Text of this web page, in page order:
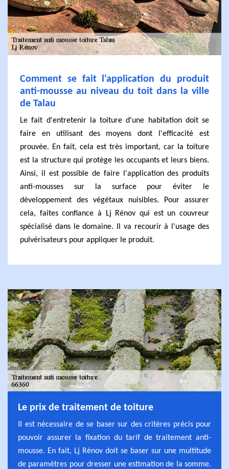
Comment se fait l'application du produit
anti-mousse au niveau du toit dans la ville
de Talau
Le fait d'entretenir la toiture d'une habitation doit se
faire en utilisant des moyens dont l'efficacité est
prouvée. En fait, cela est très important, car la toiture
est la structure qui protège les occupants et leurs biens.
Ainsi, il est possible de faire l'application des produits
anti-mousses sur la surface pour éviter le
développement des végétaux nuisibles. Pour assurer
cela, faites confiance à Lj Rénov qui est un couvreur
spécialisé dans le domaine. Il va recourir à l'usage des
pulvérisateurs pour appliquer le produit.
Le prix de traitement de toiture
Il est nécessaire de se baser sur des critères précis pour
pouvoir assurer la fixation du tarif de traitement anti-
mousse. En fait, Lj Rénov doit se baser sur une multitude
de paramètres pour dresser une estimation de la somme.